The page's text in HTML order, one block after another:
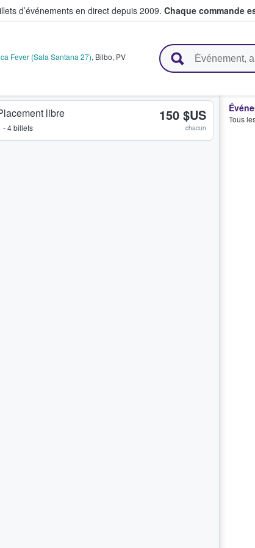
d’événements en direct depuis 2009. Chaque commande
achètent et vendent des billets
Fever (Sala Santana 27), Bilbo, PV
libre
- 4 billets
150 $US
chacun
Tous